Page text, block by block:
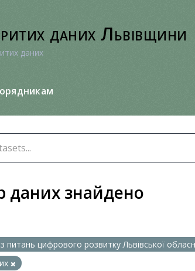
даних Львівщини
даних
даних знайдено
питань цифрового розвитку Львівської